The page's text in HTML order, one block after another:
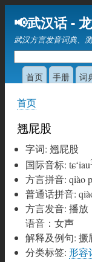
📢武汉话 -
武汉方言发音词典、
首页 手册 词
你
在
首页
翘屁股
字词: 翘屁股
国际音标: tɕʻiau
方言拼音: qiào
普通话拼音:
方言发音: 播放
语音：女声
解释及例句: 撅
分类标签: 形容